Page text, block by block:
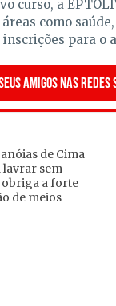
curso, a
como
inscrições para o
amigos nas redes
de Cima
sem
a forte
de meios